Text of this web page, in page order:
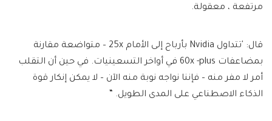
مرتفعة ، معقولة.
قال: 'تتداول Nvidia بأرباح إلى الأمام 25x – متواضعة مقارنة
بمضاعفات 60x -plus في أواخر التسعينيات. في حين أن التقلب
أمر لا مفر منه – فإننا نواجه نوبة منه الآن – لا يمكن إنكار قوة
الذكاء الاصطناعي على المدى الطويل. “